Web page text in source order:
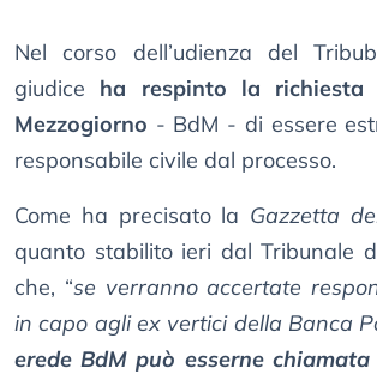
Nel corso dell’udienza del
giudice ha respinto la richiesta
Mezzogiorno - BdM - di essere
responsabile civile dal processo.
Come ha precisato la Gazzetta
quanto stabilito ieri dal Tribunale
che, “se verranno accertate
in capo agli ex vertici della Banca
erede BdM può esserne